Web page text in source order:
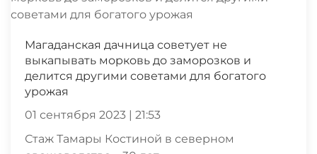
Магаданская дачница советует не
выкапывать морковь до заморозков и
делится другими советами для богатого
урожая
01 сентября 2023 | 21:53
Стаж Тамары Костиной в северном